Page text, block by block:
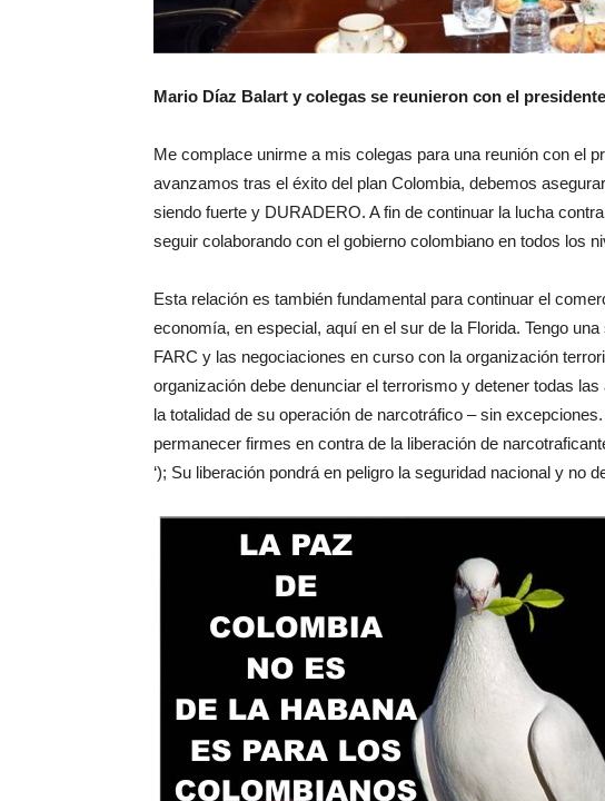
Mario Díaz Balart y colegas se reunieron con el
Me complace unirme a mis colegas para una reunión con el
avanzamos tras el éxito del plan Colombia, debemos
siendo fuerte y DURADERO. A fin de continuar la lucha
seguir colaborando con el gobierno colombiano en todos los
Esta relación es también fundamental para continuar el
economía, en especial, aquí en el sur de la Florida. Tengo
FARC y las negociaciones en curso con la organización
organización debe denunciar el terrorismo y detener todas
la totalidad de su operación de narcotráfico – sin
permanecer firmes en contra de la liberación de
‘); Su liberación pondrá en peligro la seguridad nacional y no